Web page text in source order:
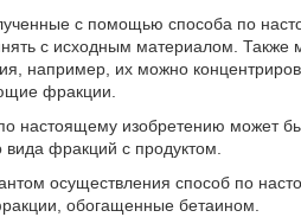
с помощью способа по
с исходным материалом.
например, их можно
фракции.
настоящему изобретению может
фракций с продуктом.
осуществления способ по
обогащенные бетаином.